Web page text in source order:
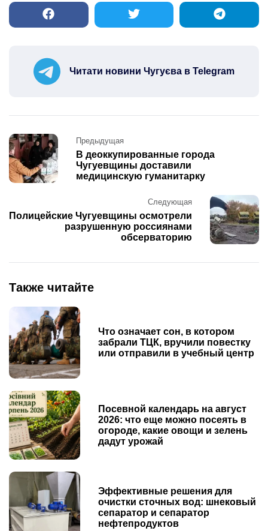
Читати новини Чугуєва в Telegram
Post
navigation
Предыдущая
В деоккупированные города
Чугуевщины доставили
медицинскую гуманитарку
Следующая
Полицейские Чугуевщины осмотрели
разрушенную россиянами
обсерваторию
Также читайте
Что означает сон, в котором
забрали ТЦК, вручили повестку
или отправили в учебный центр
Посевной календарь на август
2026: что еще можно посеять в
огороде, какие овощи и зелень
дадут урожай
Эффективные решения для
очистки сточных вод: шнековый
сепаратор и сепаратор
нефтепродуктов